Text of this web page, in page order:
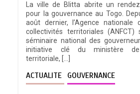
La ville de Blitta abrite un
pour la gouvernance au Togo.
août dernier, l’Agence nationale
collectivités territoriales
séminaire national des
initiative clé du ministère de
territoriale, […]
ACTUALITE GOUVERNANCE